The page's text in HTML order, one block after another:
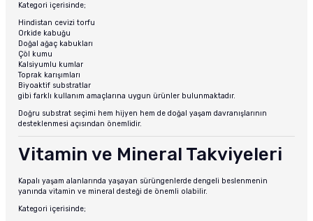
Kategori içerisinde;
Hindistan cevizi torfu
Orkide kabuğu
Doğal ağaç kabukları
Çöl kumu
Kalsiyumlu kumlar
Toprak karışımları
Biyoaktif substratlar
gibi farklı kullanım amaçlarına uygun ürünler bulunmaktadır.
Doğru substrat seçimi hem hijyen hem de doğal yaşam davranışlarının
desteklenmesi açısından önemlidir.
Vitamin ve Mineral Takviyeleri
Kapalı yaşam alanlarında yaşayan sürüngenlerde dengeli beslenmenin
yanında vitamin ve mineral desteği de önemli olabilir.
Kategori içerisinde;